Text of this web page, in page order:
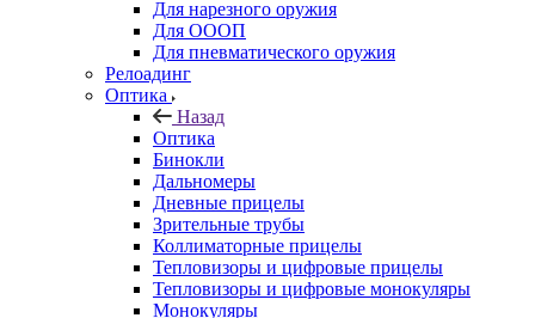
Для нарезного оружия
Для ОООП
Для пневматического оружия
Релоадинг
Оптика
Назад
Оптика
Бинокли
Дальномеры
Дневные прицелы
Зрительные трубы
Коллиматорные прицелы
Тепловизоры и цифровые прицелы
Тепловизоры и цифровые монокуляры
Монокуляры